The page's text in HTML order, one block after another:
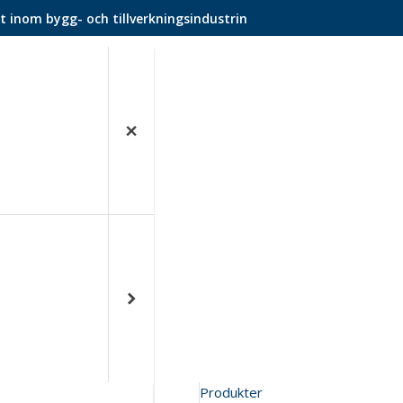
inom bygg- och tillverkningsindustrin
Produkter